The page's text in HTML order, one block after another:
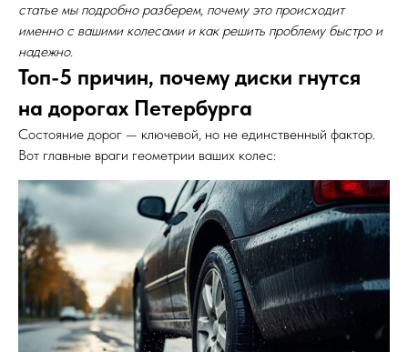
статье мы подробно разберем, почему это происходит
именно с вашими колесами и как решить проблему быстро и
надежно.
Топ-5 причин, почему диски гнутся
на дорогах Петербурга
Состояние дорог — ключевой, но не единственный фактор.
Вот главные враги геометрии ваших колес: